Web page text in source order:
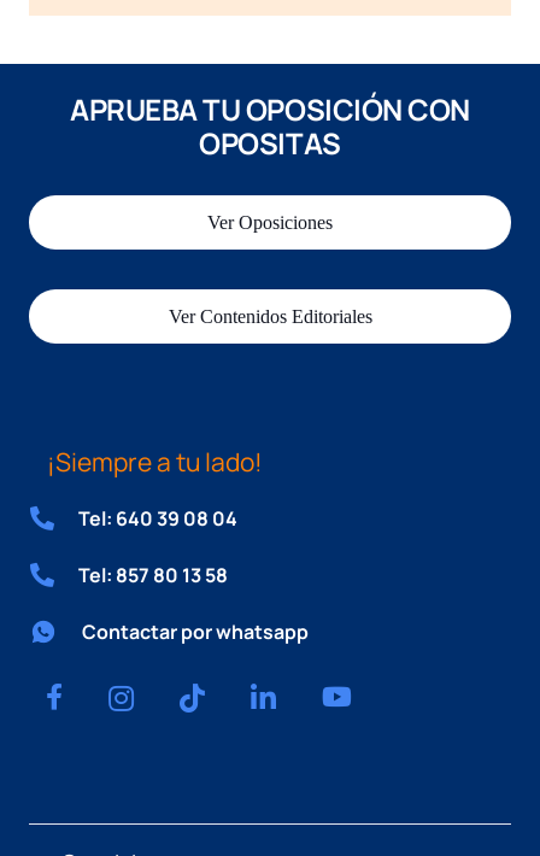
APRUEBA TU OPOSICIÓN CON
OPOSITAS
Ver Oposiciones
Ver Contenidos Editoriales
¡Siempre a tu lado!
Tel: 640 39 08 04
Tel: 857 80 13 58
Contactar por whatsapp